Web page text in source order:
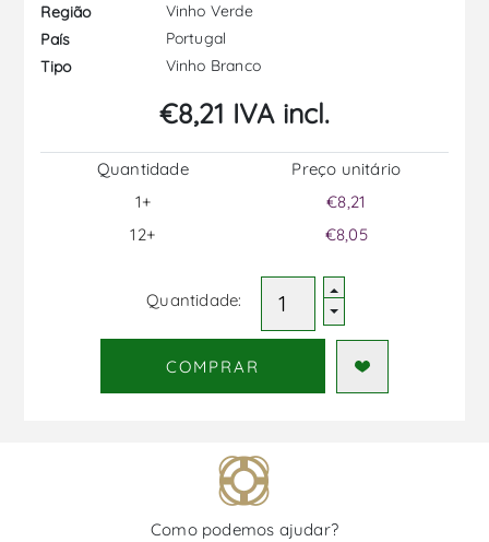
Região
Vinho Verde
País
Portugal
Tipo
Vinho Branco
€8,21 IVA incl.
Quantidade
1+
12+
Preço unitário
€8,21
€8,05
Quantidade:
COMPRAR
Como podemos ajudar?